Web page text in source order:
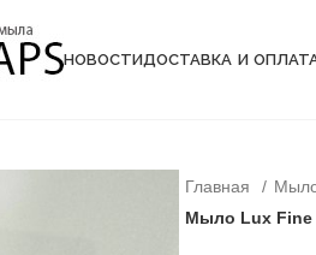
НОВОСТИДОСТАВКА И
Главная
Мыло Lux Fine